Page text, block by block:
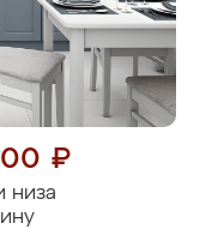
₽
низа